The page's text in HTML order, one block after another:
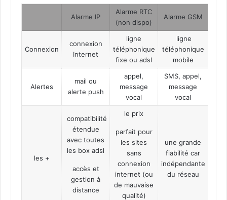
Alarme IP
Alarme RTC
(non dispo)
Alarme GSM
Connexion
connexion
Internet
ligne
téléphonique
fixe ou adsl
ligne
téléphonique
mobile
Alertes
mail ou
alerte push
appel,
message
vocal
SMS, appel,
message
vocal
les +
compatibilité
étendue
avec toutes
les box adsl
accès et
gestion à
distance
le prix
parfait pour
les sites
sans
connexion
internet (ou
de mauvaise
qualité)
une grande
fiabilité car
indépendante
du réseau